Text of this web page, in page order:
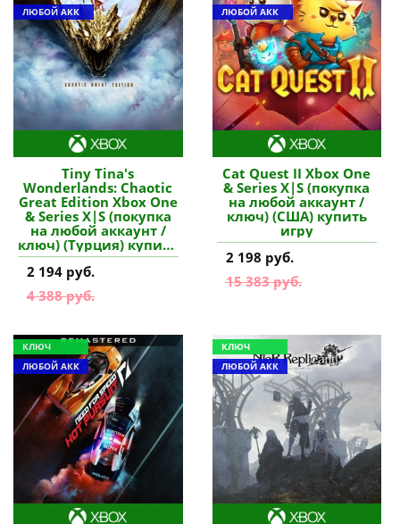
ЛЮБОЙ АКК
Tiny Tina's
Wonderlands: Chaotic
Great Edition Xbox One
& Series X|S (покупка
на любой аккаунт /
ключ) (Турция) купить
игру
2 194 руб.
4 388 руб.
ЛЮБОЙ АКК
Cat Quest II Xbox One
& Series X|S (покупка
на любой аккаунт /
ключ) (США) купить
игру
2 198 руб.
15 383 руб.
КЛЮЧ
ЛЮБОЙ АКК
КЛЮЧ
ЛЮБОЙ АКК